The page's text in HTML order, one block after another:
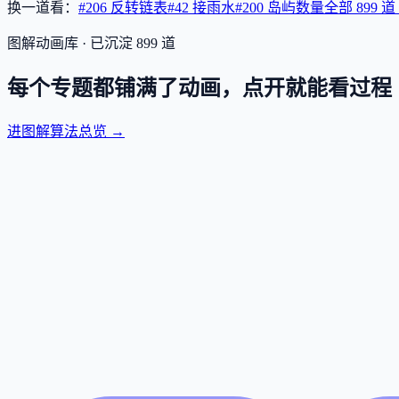
换一道看： #206 反转链表#42 接雨水#200 岛屿数量全部 899
图解动画库 · 已沉淀 899 道
每个专题都铺满了动画，点开就能看过程
进图解算法总览 →